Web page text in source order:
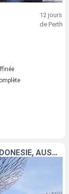
12 jours
de Perth
SINGAPOUR, MALAISIE, THAÏLANDE, INDONÉSIE, AUSTRALIE